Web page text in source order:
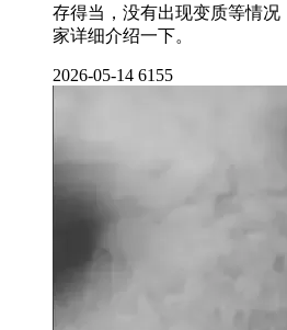
存得当，没有出现变质等情
家详细介绍一下。
2026-05-14 6155